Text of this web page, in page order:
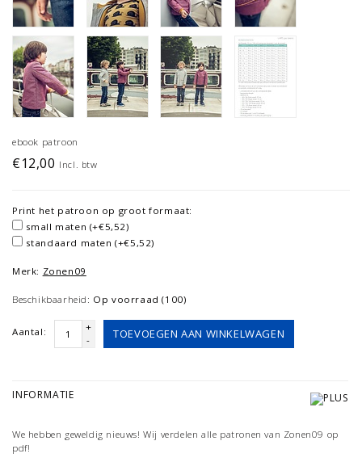
ebook patroon
€12,00 Incl. btw
Print het patroon op groot formaat:
small maten (+€5,52)
standaard maten (+€5,52)
Merk: Zonen09
Beschikbaarheid: Op voorraad (100)
Aantal:
+
-
TOEVOEGEN AAN WINKELWAGEN
INFORMATIE
We hebben geweldig nieuws! Wij verdelen alle patronen van Zonen09 op
pdf!